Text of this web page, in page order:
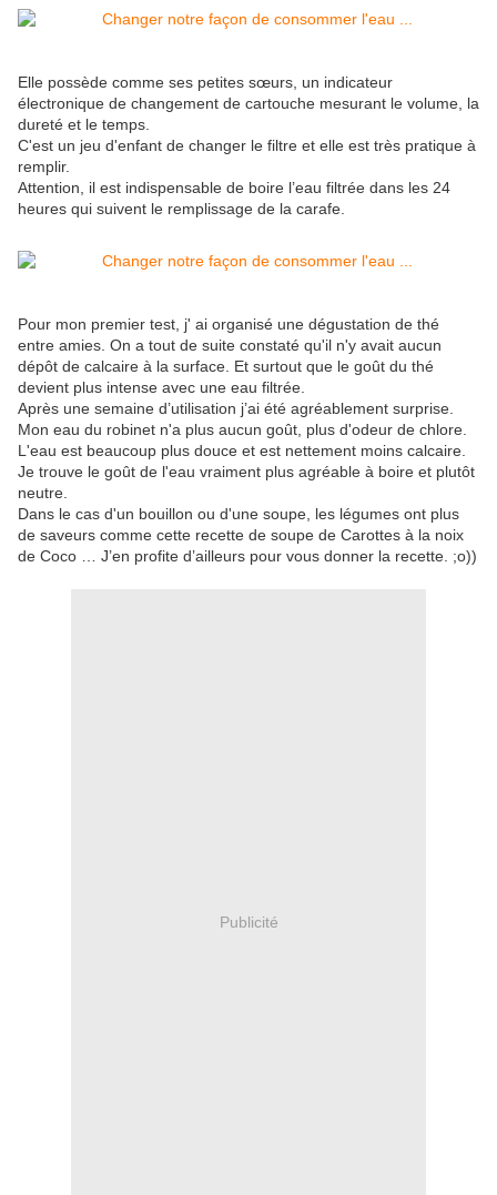
Elle possède comme ses petites sœurs, un indicateur
électronique de changement de cartouche mesurant le volume, la
dureté et le temps.
C'est un jeu d'enfant de changer le filtre et elle est très pratique à
remplir.
Attention, il est indispensable de boire l’eau filtrée dans les 24
heures qui suivent le remplissage de la carafe.
Pour mon premier test, j' ai organisé une dégustation de thé
entre amies. On a tout de suite constaté qu'il n'y avait aucun
dépôt de calcaire à la surface. Et surtout que le goût du thé
devient plus intense avec une eau filtrée.
Après une semaine d’utilisation j’ai été agréablement surprise.
Mon eau du robinet n'a plus aucun goût, plus d'odeur de chlore.
L'eau est beaucoup plus douce et est nettement moins calcaire.
Je trouve le goût de l'eau vraiment plus agréable à boire et plutôt
neutre.
Dans le cas d'un bouillon ou d'une soupe, les légumes ont plus
de saveurs comme cette recette de soupe de Carottes à la noix
de Coco … J’en profite d’ailleurs pour vous donner la recette. ;o))
Publicité